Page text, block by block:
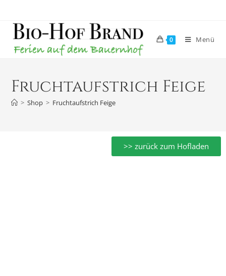
0 Menü
Fruchtaufstrich Feige
> Shop > Fruchtaufstrich Feige
>> zurück zum Hofladen